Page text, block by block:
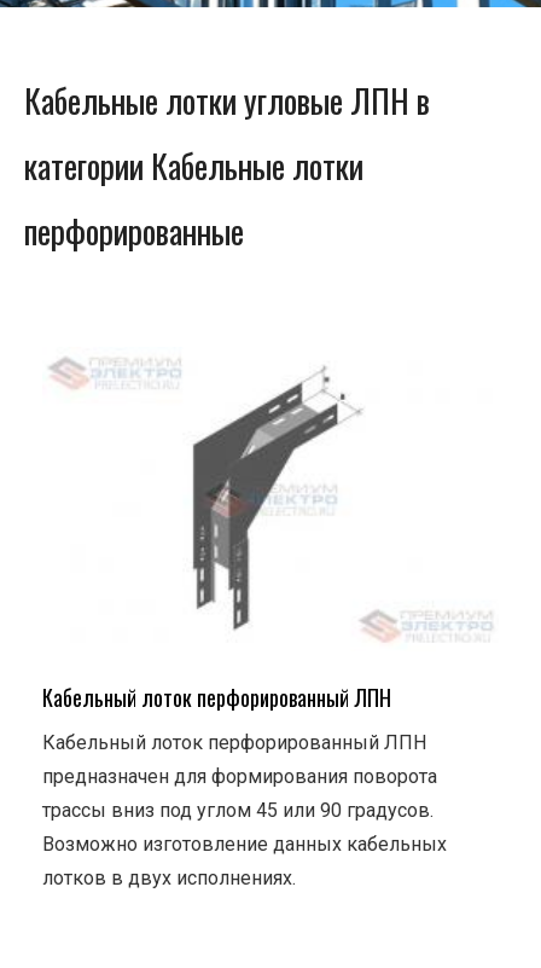
Кабельные лотки угловые ЛПН в
категории Кабельные лотки
перфорированные
Кабельный лоток перфорированный ЛПН
Кабельный лоток перфорированный ЛПН
предназначен для формирования поворота
трассы вниз под углом 45 или 90 градусов.
Возможно изготовление данных кабельных
лотков в двух исполнениях.